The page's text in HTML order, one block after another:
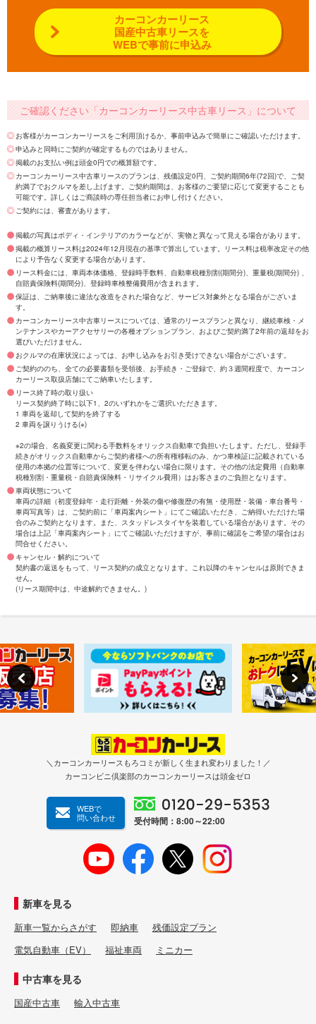
カーコンカーリース
国産中古車リースを
WEBで事前に申込み
ご確認ください「カーコンカーリース中古車リース」について
お客様がカーコンカーリースをご利用頂けるか、事前申込みで簡単にご確認いただけます。
申込みと同時にご契約が確定するものではありません。
掲載のお支払い例は頭金0円での概算額です。
カーコンカーリース中古車リースのプランは、残価設定0円、ご契約期間6年(72回)で、ご契
約満了でおクルマを差し上げます。ご契約期間は、お客様のご要望に応じて変更することも
可能です。詳しくはご商談時の専任担当者にお申し付けください。
ご契約には、審査があります。
掲載の写真はボディ・インテリアのカラーなどが、実物と異なって見える場合があります。
掲載の概算リース料は2024年12月現在の基準で算出しています。リース料は税率改定その他
により予告なく変更する場合があります。
リース料金には、車両本体価格、登録時手数料、自動車税種別割(期間分)、重量税(期間分) 、
自賠責保険料(期間分)、登録時車検整備費用が含まれます。
保証は、ご納車後に違法な改造をされた場合など、サービス対象外となる場合がございま
す。
カーコンカーリース中古車リースについては、通常のリースプランと異なり、継続車検・メ
ンテナンスやカーアクセサリーの各種オプションプラン、およびご契約満了2年前の返却をお
選びいただけません。
おクルマの在庫状況によっては、お申し込みをお引き受けできない場合がございます。
ご契約ののち、全ての必要書類を受領後、お手続き・ご登録で、約３週間程度で、カーコン
カーリース取扱店舗にてご納車いたします。
リース終了時の取り扱い
リース契約終了時に以下1、2のいずれかをご選択いただきます。
1 車両を返却して契約を終了する
2 車両を譲りうける(※)
※2の場合、名義変更に関わる手数料をオリックス自動車で負担いたします。ただし、登録手
続きがオリックス自動車からご契約者様への所有権移転のみ、かつ車検証に記載されている
使用の本拠の位置等について、変更を伴わない場合に限ります。その他の法定費用（自動車
税種別割・重量税・自賠責保険料・リサイクル費用）はお客さまのご負担となります。
車両状態について
車両の詳細（初度登録年・走行距離・外装の傷や修復歴の有無・使用歴・装備・車台番号・
車両写真等）は、ご契約前に「車両案内シート」にてご確認いただき、ご納得いただけた場
合のみご契約となります。また、スタッドレスタイヤを装着している場合があります。その
場合は上記「車両案内シート」にてご確認いただけますが、事前に確認をご希望の場合はお
問合せください。
キャンセル・解約について
契約書の返送をもって、リース契約の成立となります。これ以降のキャンセルは原則できま
せん。
(リース期間中は、中途解約できません。)
＼カーコンカーリースもろコミが新しく生まれ変わりました！／
カーコンビニ倶楽部のカーコンカーリースは頭金ゼロ
WEBで
問い合わせ
受付時間：8:00～22:00
新車を見る
新車一覧からさがす 即納車
残価設定プラン
電気自動車（EV）
福祉車両 ミニカー
中古車を見る
国産中古車 輸入中古車